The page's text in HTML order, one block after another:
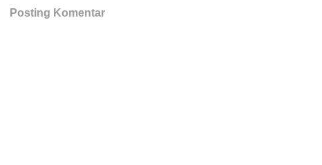
Posting Komentar